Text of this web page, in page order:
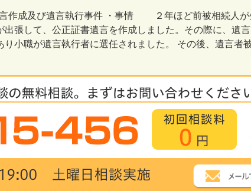
作成及び遺言執行事件 ・事情 ２年ほど前被相続人が
張して、公正証書遺言を作成しました。その際に、遺
小職が遺言執行者に選任されました。 その後、遺言者